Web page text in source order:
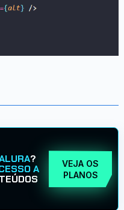
?
A
VEJA OS
PLANOS